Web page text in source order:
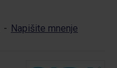
- Napišite mnenje